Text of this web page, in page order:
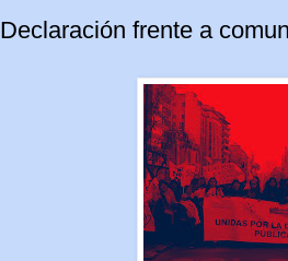
Declaración frente a